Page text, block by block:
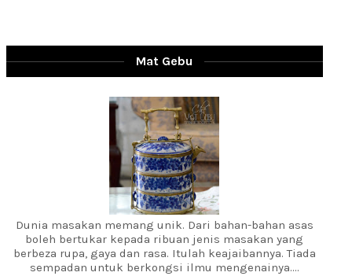
Mat Gebu
Dunia masakan memang unik. Dari bahan-bahan asas
boleh bertukar kepada ribuan jenis masakan yang
berbeza rupa, gaya dan rasa. Itulah keajaibannya. Tiada
sempadan untuk berkongsi ilmu mengenainya....